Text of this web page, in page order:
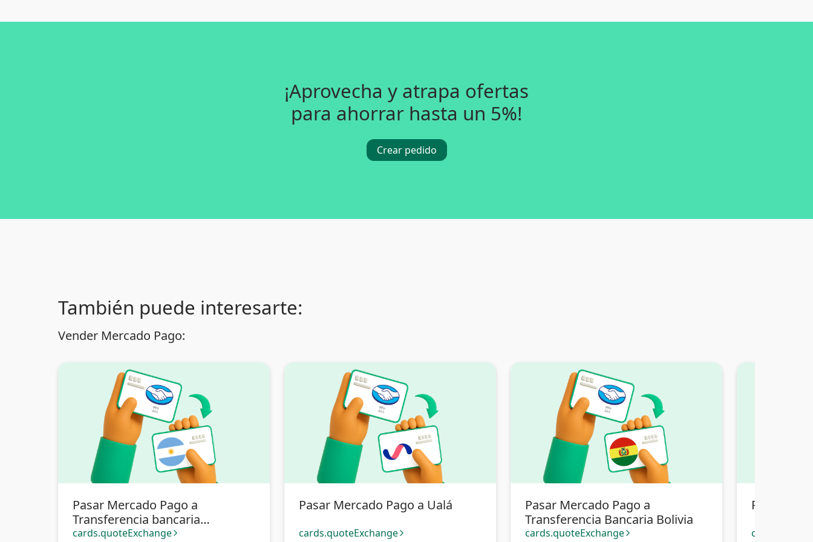
¡Aprovecha y atrapa ofertas
para ahorrar hasta un 5%!
Crear pedido
También puede interesarte:
Vender Mercado Pago:
Pasar Mercado Pago a
Transferencia bancaria
Argentina
cards.quoteExchange arrow_forward_ios
Pasar Mercado Pago a Ualá
cards.quoteExchange arrow_forward_ios
Pasar Mercado Pago a
Transferencia Bancaria Bolivia
cards.quoteExchange arrow_forward_ios
Pasar